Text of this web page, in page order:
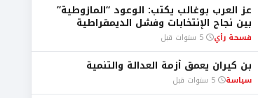
عز العرب بوغالب يكتب: الوعود “المازوطية”
بين نجاح الإنتخابات وفشل الديمقراطية
فسحة رأي
بن كيران يعمق أزمة العدالة والتنمية
سياسة